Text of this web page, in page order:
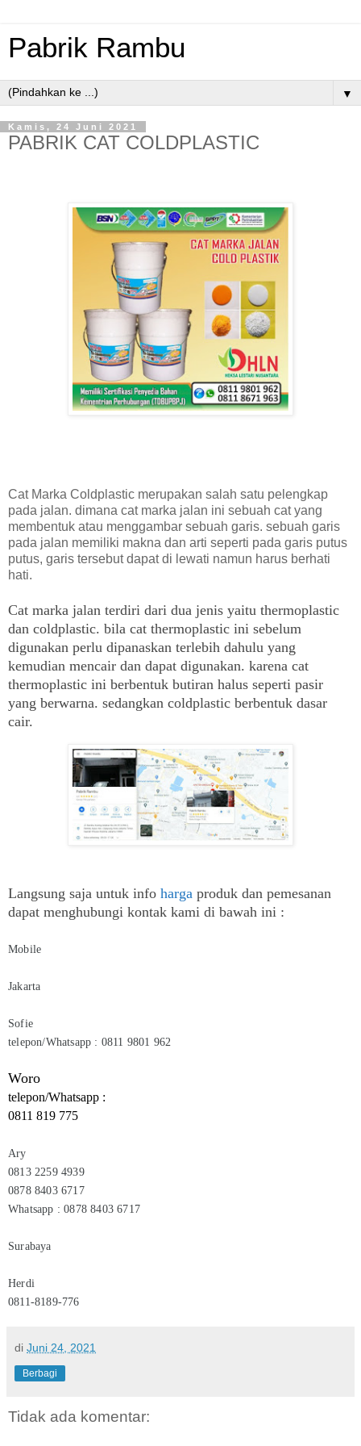
Pabrik Rambu
▼
Kamis, 24 Juni 2021
PABRIK CAT COLDPLASTIC
Cat Marka Coldplastic merupakan salah satu pelengkap
pada jalan. dimana cat marka jalan ini sebuah cat yang
membentuk atau menggambar sebuah garis. sebuah garis
pada jalan memiliki makna dan arti seperti pada garis putus
putus, garis tersebut dapat di lewati namun harus berhati
hati.
Cat marka jalan terdiri dari dua jenis yaitu thermoplastic
dan coldplastic. bila cat thermoplastic ini sebelum
digunakan perlu dipanaskan terlebih dahulu yang
kemudian mencair dan dapat digunakan. karena cat
thermoplastic ini berbentuk butiran halus seperti pasir
yang berwarna. sedangkan coldplastic berbentuk dasar
cair.
Langsung saja untuk info harga produk dan pemesanan
dapat menghubungi kontak kami di bawah ini :
Mobile
Jakarta
Sofie
telepon/Whatsapp : 0811 9801 962
Woro
telepon/Whatsapp :
0811 819 775
Ary
0813 2259 4939
0878 8403 6717
Whatsapp : 0878 8403 6717
Surabaya
Herdi
0811-8189-776
di Juni 24, 2021
Berbagi
Tidak ada komentar: